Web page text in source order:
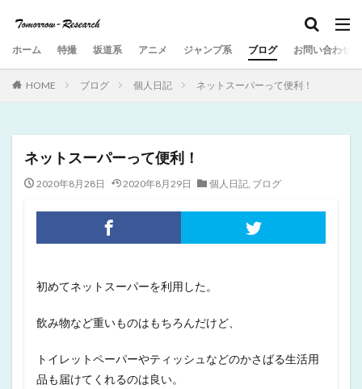
ホーム 特撮 坂道系 アニメ ジャンプ系 ブログ お問い合わせ
HOME ブログ 個人日記 ネットスーパーって便利！
ネットスーパーって便利！
2020年8月28日 2020年8月29日 個人日記, ブログ
初めてネットスーパーを利用した。
飲み物など重いものはもちろんだけど、
トイレットペーパーやティッシュなどのかさばる生活用
品も届けてくれるのは良い。